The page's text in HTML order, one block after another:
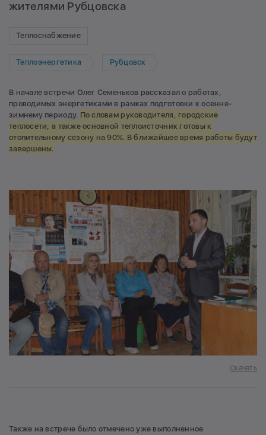
жителями Рубцовска
Теплоснабжение
Теплоэнергетика Рубцовск
В начале встречи Олег Семеньков рассказал о работах,
проводимых энергетиками в рамках подготовки к осенне-
зимнему периоду. По словам руководителя, городские
теплосети, а также основной теплоисточник готовы к
отопительному сезону на 90%. В ближайшее время работы будут
завершены.
Скачать
Также на встрече было отмечено уже выполненное